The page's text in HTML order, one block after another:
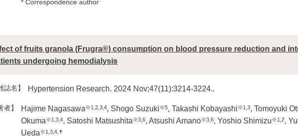
* Correspondence author
of fruits granola (Frugra®) consumption on blood pressure reduction and
undergoing hemodialysis
誌名】 Hypertension Research. 2024 Nov;47(11):3214-3224..
者】 Hajime Nagasawa※1,2,3,4, Shogo Suzuki※5, Takashi Kobayashi※1,3, Tomoyuki
Okuma※1,3,4, Satoshi Matsushita※3,6, Atsushi Amano※3,6, Yoshio Shimizu※1,2,
Ueda※1,3,4,✝